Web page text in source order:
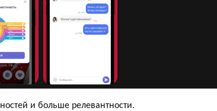
и больше релевантности.